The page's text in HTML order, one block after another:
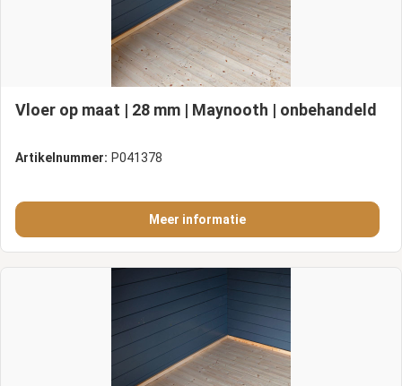
Vloer op maat | 28 mm | Maynooth | onbehandeld
Artikelnummer: P041378
Meer informatie